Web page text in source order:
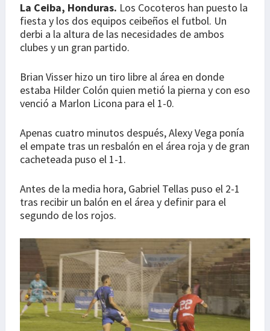
La Ceiba, Honduras. Los Cocoteros han puesto la
fiesta y los dos equipos ceibeños el futbol. Un
derbi a la altura de las necesidades de ambos
clubes y un gran partido.
Brian Visser hizo un tiro libre al área en donde
estaba Hilder Colón quien metió la pierna y con eso
venció a Marlon Licona para el 1-0.
Apenas cuatro minutos después, Alexy Vega ponía
el empate tras un resbalón en el área roja y de gran
cacheteada puso el 1-1.
Antes de la media hora, Gabriel Tellas puso el 2-1
tras recibir un balón en el área y definir para el
segundo de los rojos.